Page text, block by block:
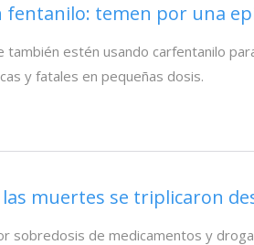
fentanilo: temen por una
también estén usando carfentanilo
y fatales en pequeñas dosis.
muertes se triplicaron
sobredosis de medicamentos y